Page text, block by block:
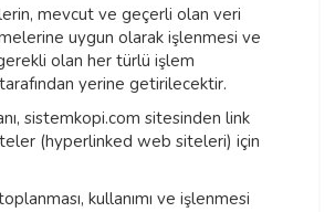
mevcut ve geçerli olan veri
uygun olarak işlenmesi ve
olan her türlü işlem
yerine getirilecektir.
sistemkopi.com sitesinden link
(hyperlinked web siteleri) için
kullanımı ve işlenmesi